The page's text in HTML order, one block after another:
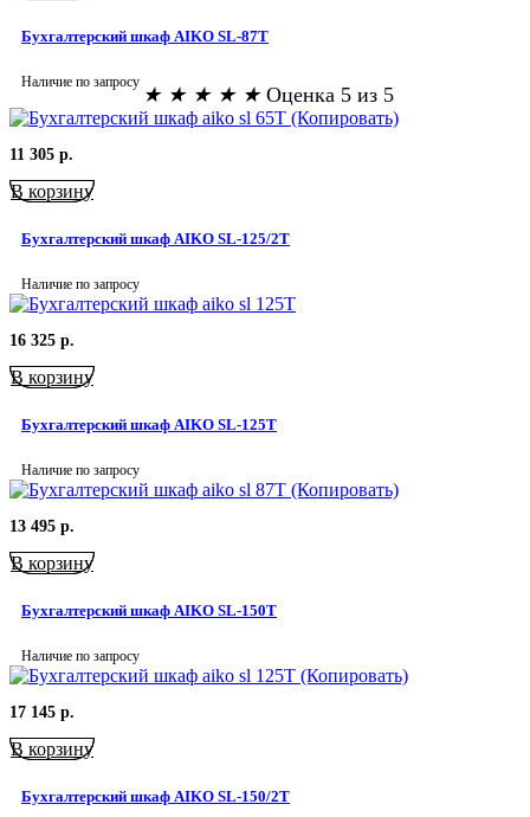
Бухгалтерский шкаф AIKO SL-87Т
Наличие по запросу
★ ★ ★ ★ ★ Оценка 5 из 5
11 305 р.
В корзину
Бухгалтерский шкаф AIKO SL-125/2Т
Наличие по запросу
16 325 р.
В корзину
Бухгалтерский шкаф AIKO SL-125Т
Наличие по запросу
13 495 р.
В корзину
Бухгалтерский шкаф AIKO SL-150Т
Наличие по запросу
17 145 р.
В корзину
Бухгалтерский шкаф AIKO SL-150/2Т